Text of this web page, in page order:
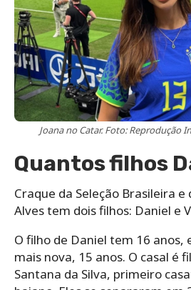
Joana no Catar. Foto: Reprodução
Quantos filhos
Craque da Seleção Brasileira e
Alves tem dois filhos: Daniel e
O filho de Daniel tem 16 anos,
mais nova, 15 anos. O casal é
Santana da Silva, primeiro